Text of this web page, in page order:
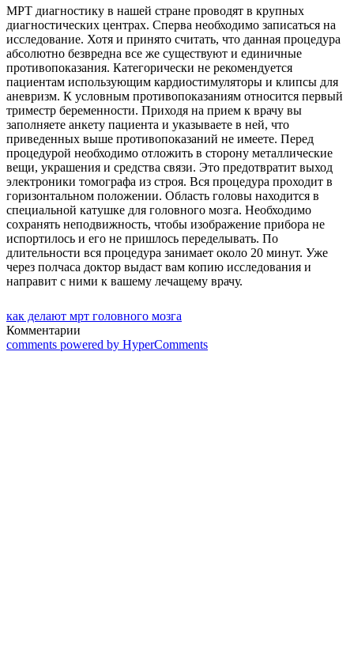
МРТ диагностику в нашей стране проводят в крупных
диагностических центрах. Сперва необходимо записаться на
исследование. Хотя и принято считать, что данная процедура
абсолютно безвредна все же существуют и единичные
противопоказания. Категорически не рекомендуется
пациентам использующим кардиостимуляторы и клипсы для
аневризм. К условным противопоказаниям относится первый
триместр беременности. Приходя на прием к врачу вы
заполняете анкету пациента и указываете в ней, что
приведенных выше противопоказаний не имеете. Перед
процедурой необходимо отложить в сторону металлические
вещи, украшения и средства связи. Это предотвратит выход
электроники томографа из строя. Вся процедура проходит в
горизонтальном положении. Область головы находится в
специальной катушке для головного мозга. Необходимо
сохранять неподвижность, чтобы изображение прибора не
испортилось и его не пришлось переделывать. По
длительности вся процедура занимает около 20 минут. Уже
через полчаса доктор выдаст вам копию исследования и
направит с ними к вашему лечащему врачу.
как делают мрт головного мозга
Комментарии
comments powered by HyperComments